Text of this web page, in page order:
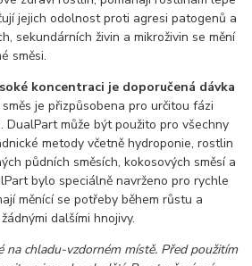
jejich odolnost proti agresi patogenů a
sekundárních živin a mikroživin se mění
směsi.
koncentraci je doporučená dávka
směs je přizpůsobena pro určitou fázi
může být použito pro všechny
metody včetně hydroponie, rostlin
půdních směsích, kokosových směsí a
bylo speciálně navrženo pro rychle
měnící se potřeby během růstu a
dalšími hnojivy.
na chladu-vzdorném místě. Před použitím